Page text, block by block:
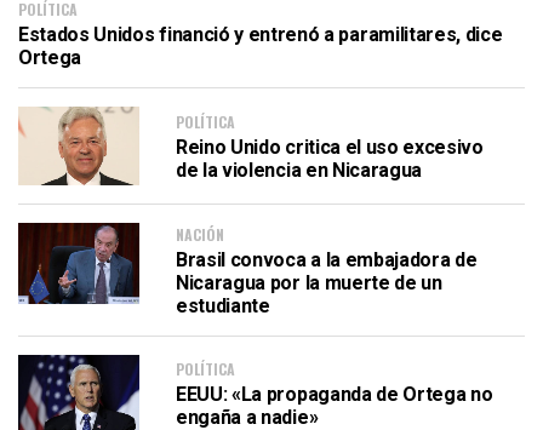
POLÍTICA
Estados Unidos financió y entrenó a paramilitares, dice
Ortega
POLÍTICA
Reino Unido critica el uso excesivo
de la violencia en Nicaragua
NACIÓN
Brasil convoca a la embajadora de
Nicaragua por la muerte de un
estudiante
POLÍTICA
EEUU: «La propaganda de Ortega no
engaña a nadie»